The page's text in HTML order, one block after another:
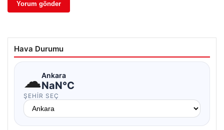
Hava Durumu
☁Ankara
NaN°C
ŞEHIR SEÇ